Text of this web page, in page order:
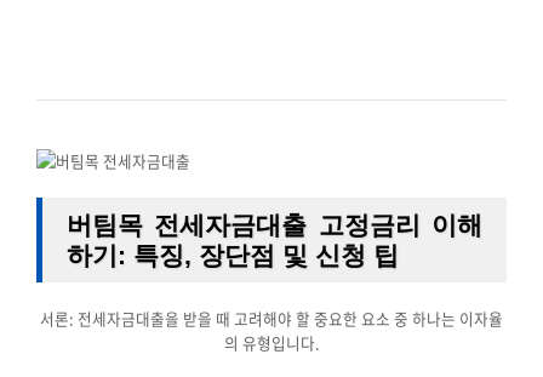
버팀목 전세자금대출 고정금리 이해
하기: 특징, 장단점 및 신청 팁
서론: 전세자금대출을 받을 때 고려해야 할 중요한 요소 중 하나는 이자율
의 유형입니다.